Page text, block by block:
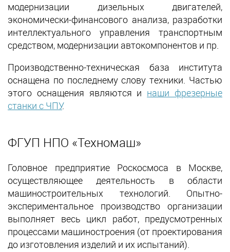
модернизации дизельных двигателей,
экономически-финансового анализа, разработки
интеллектуального управления транспортным
средством, модернизации автокомпонентов и пр.
Производственно-техническая база института
оснащена по последнему слову техники. Частью
этого оснащения являются и наши фрезерные
станки с ЧПУ.
ФГУП НПО «Техномаш»
Головное предприятие Роскосмоса в Москве,
осуществляющее деятельность в области
машиностроительных технологий. Опытно-
экспериментальное производство организации
выполняет весь цикл работ, предусмотренных
процессами машиностроения (от проектирования
до изготовления изделий и их испытаний).